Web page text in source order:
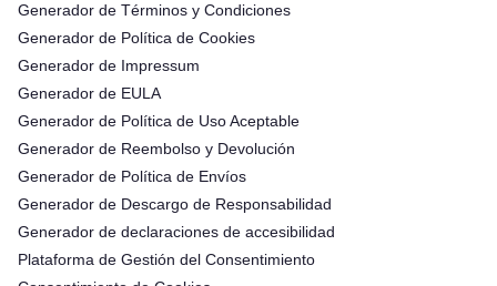
Generador de Términos y Condiciones
Generador de Política de Cookies
Generador de Impressum
Generador de EULA
Generador de Política de Uso Aceptable
Generador de Reembolso y Devolución
Generador de Política de Envíos
Generador de Descargo de Responsabilidad
Generador de declaraciones de accesibilidad
Plataforma de Gestión del Consentimiento